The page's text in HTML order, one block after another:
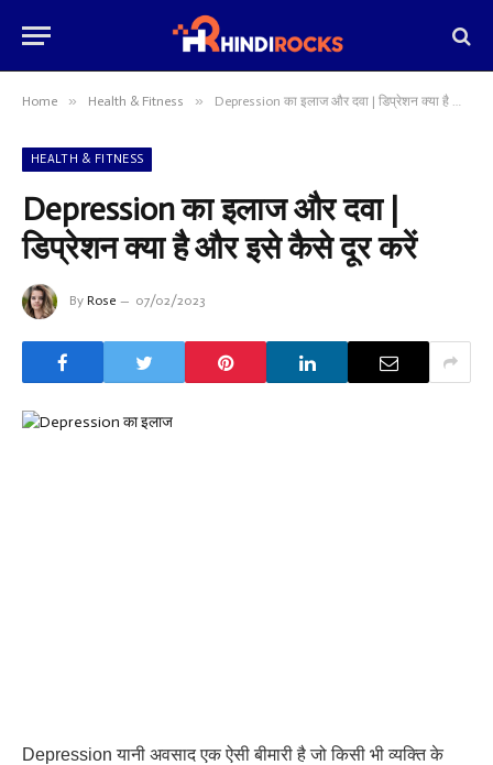
Home » Health & Fitness » Depression का इलाज और दवा | डिप्रेशन क्या है और इसे कैसे दूर करें
HEALTH & FITNESS
Depression का इलाज और दवा |
डिप्रेशन क्या है और इसे कैसे दूर करें
By Rose 07/02/2023
Depression यानी अवसाद एक ऐसी बीमारी है जो किसी भी व्यक्ति के